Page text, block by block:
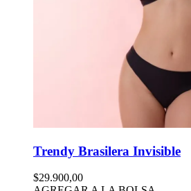
Trendy Brasilera Invisible
$29.900,00